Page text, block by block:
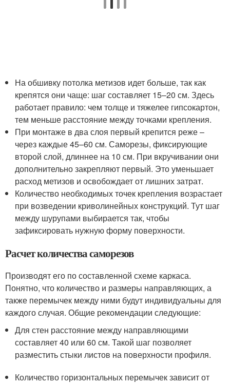
На обшивку потолка метизов идет больше, так как
крепятся они чаще: шаг составляет 15–20 см. Здесь
работает правило: чем толще и тяжелее гипсокартон,
тем меньше расстояние между точками крепления.
При монтаже в два слоя первый крепится реже –
через каждые 45–60 см. Саморезы, фиксирующие
второй слой, длиннее на 10 см. При вкручивании они
дополнительно закрепляют первый. Это уменьшает
расход метизов и освобождает от лишних затрат.
Количество необходимых точек крепления возрастает
при возведении криволинейных конструкций. Тут шаг
между шурупами выбирается так, чтобы
зафиксировать нужную форму поверхности.
Расчет количества саморезов
Производят его по составленной схеме каркаса.
Понятно, что количество и размеры направляющих, а
также перемычек между ними будут индивидуальны для
каждого случая. Общие рекомендации следующие:
Для стен расстояние между направляющими
составляет 40 или 60 см. Такой шаг позволяет
разместить стыки листов на поверхности профиля.
Количество горизонтальных перемычек зависит от